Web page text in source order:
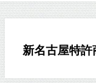
新名古屋特許